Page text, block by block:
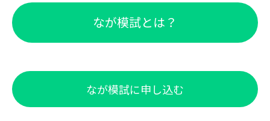
なが模試とは？
なが模試に申し込む